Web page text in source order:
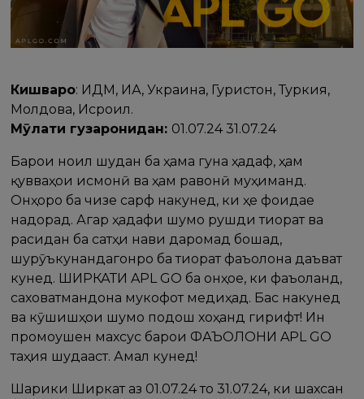
Кишварҳо: ИДМ, ИА, Украина, Гурҷистон, Туркия,
Молдова, Исроил.
Мӯҳлати гузаронидан: 01.07.24 31.07.24
Барои ноил шудан ба ҳама гуна ҳадаф, ҳам
қувваҳои ҷисмонӣ ва ҳам равонӣ муҳиманд.
Онҳоро ба чизе сарф накунед, ки ҳеҷ фоидае
надорад. Агар ҳадафи шумо рушди тиҷорат ва
расидан ба сатҳи нави даромад бошад,
шурӯъкунандагонро ба тиҷорат фаъолона даъват
кунед. ШИРКАТИ APL GO ба онҳое, ки фаъоланд,
саховатмандона мукофот медиҳад. Бас накунед
ва кӯшишҳои шумо подош хоҳанд гирифт! Ин
промоушен махсус барои ФАЪОЛОНИ APL GO
таҳия шудааст. Амал кунед!
Шарики Ширкат аз 01.07.24 то 31.07.24, ки шахсан